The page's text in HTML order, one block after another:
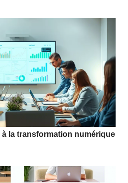
la transformation numérique